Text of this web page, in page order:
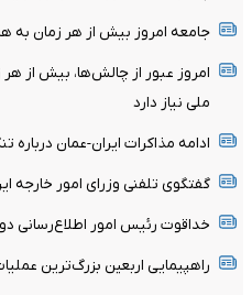
جامعه امروز بیش از هر زمان به
امروز عبور از چالش‌ها، بیش از
ملی نیاز دارد
ادامه مذاکرات ایران-عمان درباره
گفتگوی تلفنی وزرای امور خارجه
خداقوت رئیس امور اطلاع‌رسانی
راهپیمایی اربعین بزرگ‌ترین